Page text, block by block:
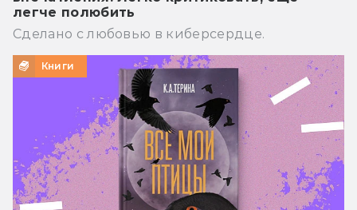
легче полюбить
Сделано с любовью в киберсердце.
Книги